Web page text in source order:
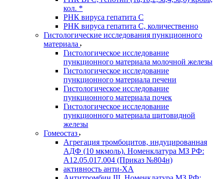
кол. *
РНК вируса гепатита C
РНК вируса гепатита C, количественно
Гистологические исследования пункционного
материала
Гистологическое исследование
пункционного материала молочной железы
Гистологическое исследование
пункционного материала печени
Гистологическое исследование
пункционного материала почек
Гистологическое исследование
пункционного материала щитовидной
железы
Гомеостаз
Агрегация тромбоцитов, индуцированная
АДФ (10 мкмоль). Номенклатура МЗ РФ:
A12.05.017.004 (Приказ №804н)
активность анти-ХА